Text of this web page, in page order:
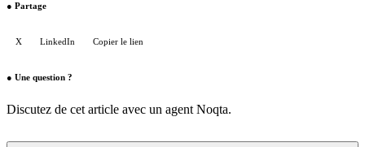
● Partage
X LinkedIn Copier le lien
● Une question ?
Discutez de cet article avec un agent Noqta.